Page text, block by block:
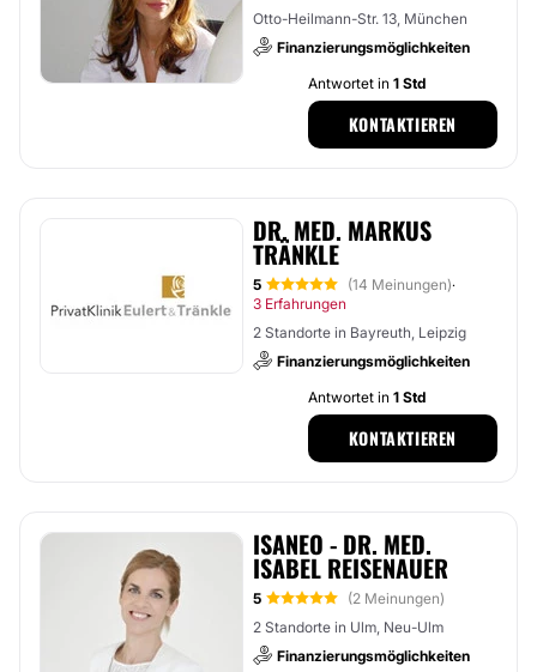
Otto-Heilmann-Str. 13, München
Finanzierungsmöglichkeiten
Antwortet in 1 Std
KONTAKTIEREN
DR. MED. MARKUS
TRÄNKLE
5 (14 Meinungen)·
3 Erfahrungen
2 Standorte in Bayreuth, Leipzig
Finanzierungsmöglichkeiten
Antwortet in 1 Std
KONTAKTIEREN
ISANEO - DR. MED.
ISABEL REISENAUER
5
(2 Meinungen)
2 Standorte in Ulm, Neu-Ulm
Finanzierungsmöglichkeiten